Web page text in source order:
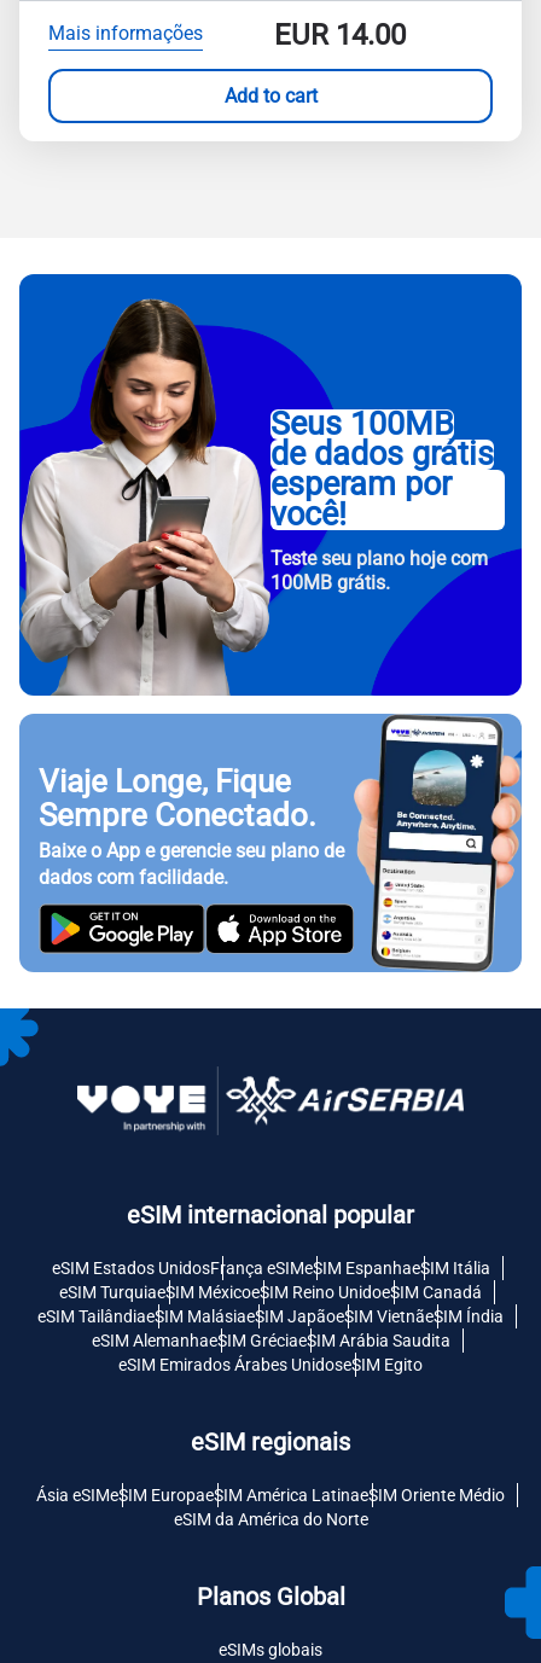
Mais informações EUR14.00
Add to cart
Seus 100MB
de dados grátis
esperam por
você!
Teste seu plano hoje com
100MB grátis.
Viaje Longe, Fique
Sempre Conectado.
Baixe o App e gerencie seu plano de
dados com facilidade.
eSIM internacional popular
eSIM Estados UnidosFrança eSIMeSIM EspanhaeSIM Itália
eSIM TurquiaeSIM MéxicoeSIM Reino UnidoeSIM Canadá
eSIM TailândiaeSIM MalásiaeSIM JapãoeSIM VietnãeSIM Índia
eSIM AlemanhaeSIM GréciaeSIM Arábia Saudita
eSIM Emirados Árabes UnidoseSIM Egito
eSIM regionais
Ásia eSIMeSIM EuropaeSIM América LatinaeSIM Oriente Médio
eSIM da América do Norte
Planos Global
eSIMs globais